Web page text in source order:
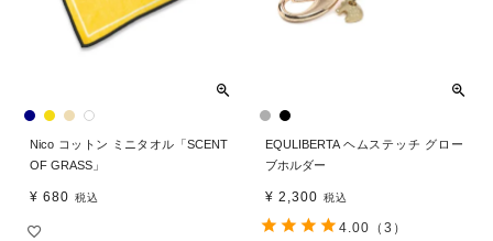
Nico コットン ミニタオル「SCENT
OF GRASS」
¥ 680 税込
EQULIBERTA ヘムステッチ グロー
ブホルダー
¥ 2,300 税込
4.00 （3）